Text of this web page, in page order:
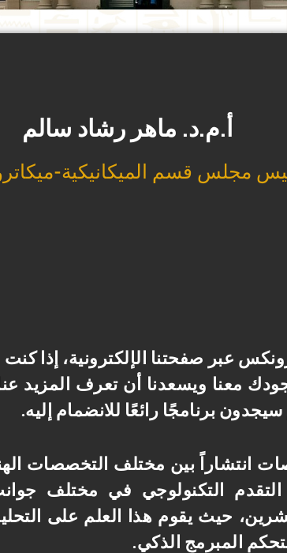
أ.م.د. ماهر رشاد سالم
مجلس قسم الميكانيكية-
عبر صفحتنا الإلكترونية، إذا
معنا ويسعدنا أن تعرف المزيد
برنامجًا رائعًا للانضمام إليه.
انتشاراً بين مختلف التخصصات
التكنولوجي في مختلف
حيث يقوم هذا العلم على
المبرمج الذكي.